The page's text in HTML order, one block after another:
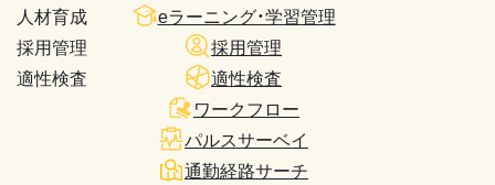
人材育成
eラーニング・学習管理
採用管理
採用管理
適性検査
適性検査
ワークフロー
パルスサーベイ
通勤経路サーチ